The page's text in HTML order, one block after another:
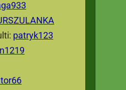
patryk123